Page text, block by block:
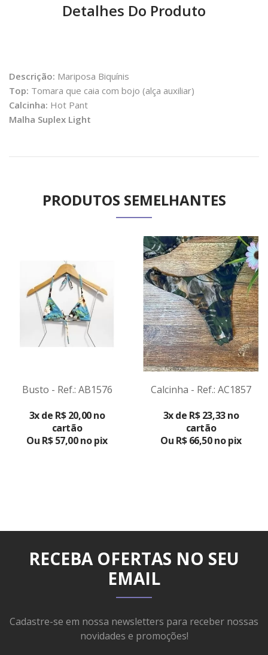
Detalhes Do Produto
Descrição: Mariposa Biquínis
Top: Tomara que caia com bojo (alça auxiliar)
Calcinha: Hot Pant
Malha Suplex Light
PRODUTOS SEMELHANTES
Busto - Ref.: AB1576
3x de R$ 20,00 no
cartão
Ou R$ 57,00 no pix
PRODUTO
Calcinha - Ref.: AC1857
3x de R$ 23,33 no
cartão
Ou R$ 66,50 no pix
PRODUTO
RECEBA OFERTAS NO SEU
EMAIL
Cadastre-se em nossa newsletters para receber nossas
novidades e promoções!